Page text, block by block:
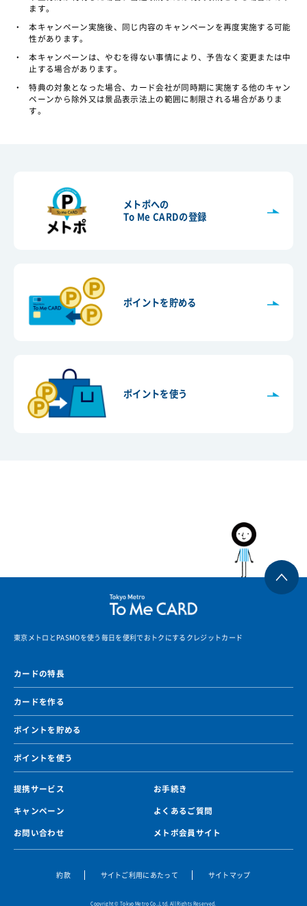
ます。
・
本キャンペーン実施後、同じ内容のキャンペーンを再度実施する可能
性があります。
・
本キャンペーンは、やむを得ない事情により、予告なく変更または中
止する場合があります。
・
特典の対象となった場合、カード会社が同時期に実施する他のキャン
ペーンから除外又は景品表示法上の範囲に制限される場合がありま
す。
メトポへの
To Me CARDの登録
ポイントを貯める
ポイントを使う
o
e
r
T
o
e
C
A
D
東京メトロとPASMOを使う毎日を便利でおトクにするクレジットカード
カードの特長
カードを作る
ポイントを貯める
ポイントを使う
提携サービス
お手続き
キャンペーン
よくあるご質問
お問い合わせ
メトポ会員サイト
約款 サイトご利用にあたって サイトマップ
Copyright © Tokyo Metro Co.,Ltd. All Rights Reserved.